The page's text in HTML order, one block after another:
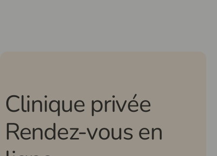
Clinique privée
Rendez-vous en